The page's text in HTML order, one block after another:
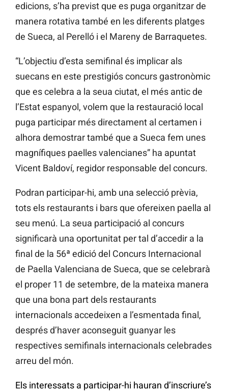
edicions, s’ha previst que es puga organitzar de
manera rotativa també en les diferents platges
de Sueca, al Perelló i el Mareny de Barraquetes.
“L’objectiu d’esta semifinal és implicar als
suecans en este prestigiós concurs gastronòmic
que es celebra a la seua ciutat, el més antic de
l’Estat espanyol, volem que la restauració local
puga participar més directament al certamen i
alhora demostrar també que a Sueca fem unes
magnífiques paelles valencianes” ha apuntat
Vicent Baldoví, regidor responsable del concurs.
Podran participar-hi, amb una selecció prèvia,
tots els restaurants i bars que ofereixen paella al
seu menú. La seua participació al concurs
significarà una oportunitat per tal d’accedir a la
final de la 56ª edició del Concurs Internacional
de Paella Valenciana de Sueca, que se celebrarà
el proper 11 de setembre, de la mateixa manera
que una bona part dels restaurants
internacionals accedeixen a l’esmentada final,
després d’haver aconseguit guanyar les
respectives semifinals internacionals celebrades
arreu del món.
Els interessats a participar-hi hauran d’inscriure’s